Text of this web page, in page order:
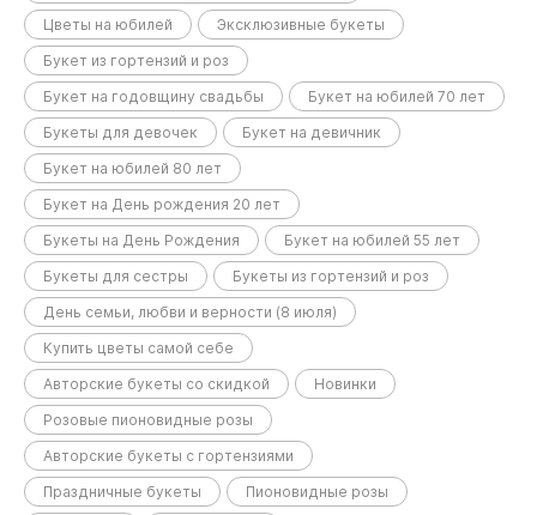
Цветы на юбилей
Эксклюзивные букеты
Букет из гортензий и роз
Букет на годовщину свадьбы
Букет на юбилей 70 лет
Букеты для девочек
Букет на девичник
Букет на юбилей 80 лет
Букет на День рождения 20 лет
Букеты на День Рождения
Букет на юбилей 55 лет
Букеты для сестры
Букеты из гортензий и роз
День семьи, любви и верности (8 июля)
Купить цветы самой себе
Авторские букеты со скидкой
Новинки
Розовые пионовидные розы
Авторские букеты с гортензиями
Праздничные букеты
Пионовидные розы